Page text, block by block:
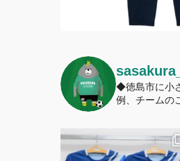
◆徳島市に小
例、チームの